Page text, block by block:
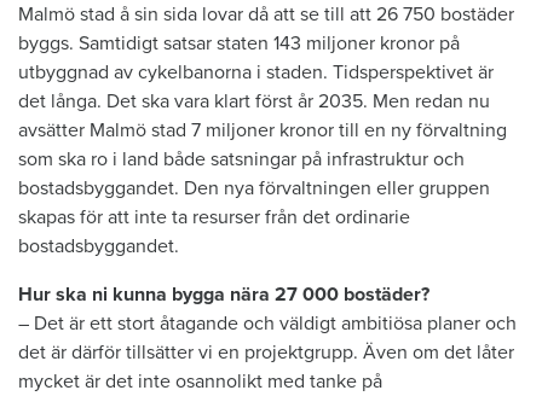
Malmö stad å sin sida lovar då att se till att 26 750 bostäder
byggs. Samtidigt satsar staten 143 miljoner kronor på
utbyggnad av cykelbanorna i staden. Tidsperspektivet är
det långa. Det ska vara klart först år 2035. Men redan nu
avsätter Malmö stad 7 miljoner kronor till en ny förvaltning
som ska ro i land både satsningar på infrastruktur och
bostadsbyggandet. Den nya förvaltningen eller gruppen
skapas för att inte ta resurser från det ordinarie
bostadsbyggandet.
Hur ska ni kunna bygga nära 27 000 bostäder?
– Det är ett stort åtagande och väldigt ambitiösa planer och
det är därför tillsätter vi en projektgrupp. Även om det låter
mycket är det inte osannolikt med tanke på